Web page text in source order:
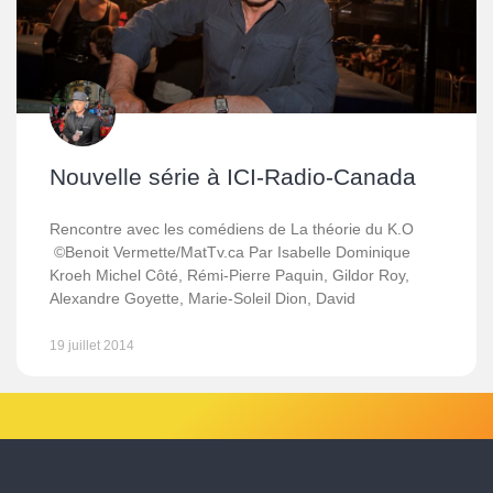
Nouvelle série à ICI-Radio-Canada
Rencontre avec les comédiens de La théorie du K.O
©Benoit Vermette/MatTv.ca Par Isabelle Dominique
Kroeh Michel Côté, Rémi-Pierre Paquin, Gildor Roy,
Alexandre Goyette, Marie-Soleil Dion, David
19 juillet 2014